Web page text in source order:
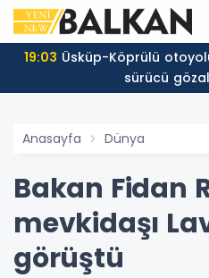
19:03
sürücü
Anasayfa Dünya
Bakan Fidan
mevkidaşı
görüştü